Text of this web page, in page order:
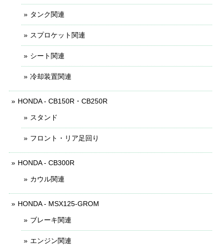
タンク関連
スプロケット関連
シート関連
冷却装置関連
HONDA - CB150R・CB250R
スタンド
フロント・リア足回り
HONDA - CB300R
カウル関連
HONDA - MSX125-GROM
ブレーキ関連
エンジン関連